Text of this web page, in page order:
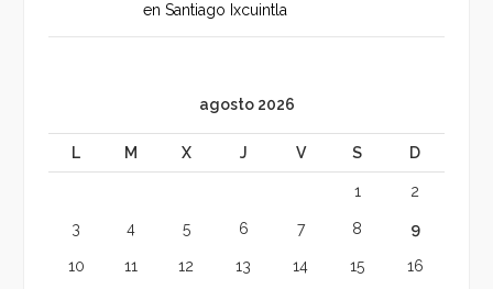
en Santiago Ixcuintla
agosto 2026
L M X J V S D
1 2
3 4 5 6 7 8 9
10 11 12 13 14 15 16